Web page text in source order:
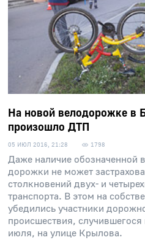
На новой велодорожке в
произошло ДТП
05 ИЮЛ 2016, 21:28 1798
Даже наличие обозначенной
дорожки не может
столкновений двух- и
транспорта. В этом на
убедились участники
происшествия,
июля, на улице Крылова.